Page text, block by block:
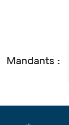
Mandants :